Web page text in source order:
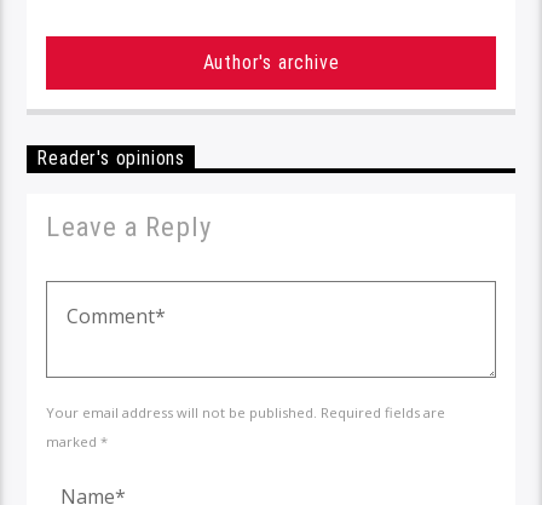
Author's archive
Reader's opinions
Leave a Reply
Your email address will not be published. Required fields are
marked *